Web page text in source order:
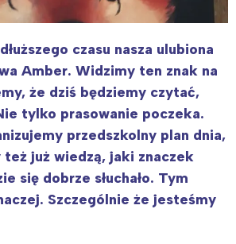
czasu nasza ulubiona
Amber. Widzimy ten znak na
że dziś będziemy czytać,
tylko prasowanie poczeka.
przedszkolny plan dnia,
już wiedzą, jaki znaczek
się dobrze słuchało. Tym
Szczególnie że jesteśmy